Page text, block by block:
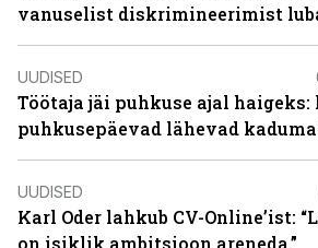
vanuselist diskrimineerimist
UUDISED
Töötaja jäi puhkuse ajal haigeks:
puhkusepäevad lähevad
UUDISED
Karl Oder lahkub CV-Online’ist:
on isiklik ambitsioon areneda.”